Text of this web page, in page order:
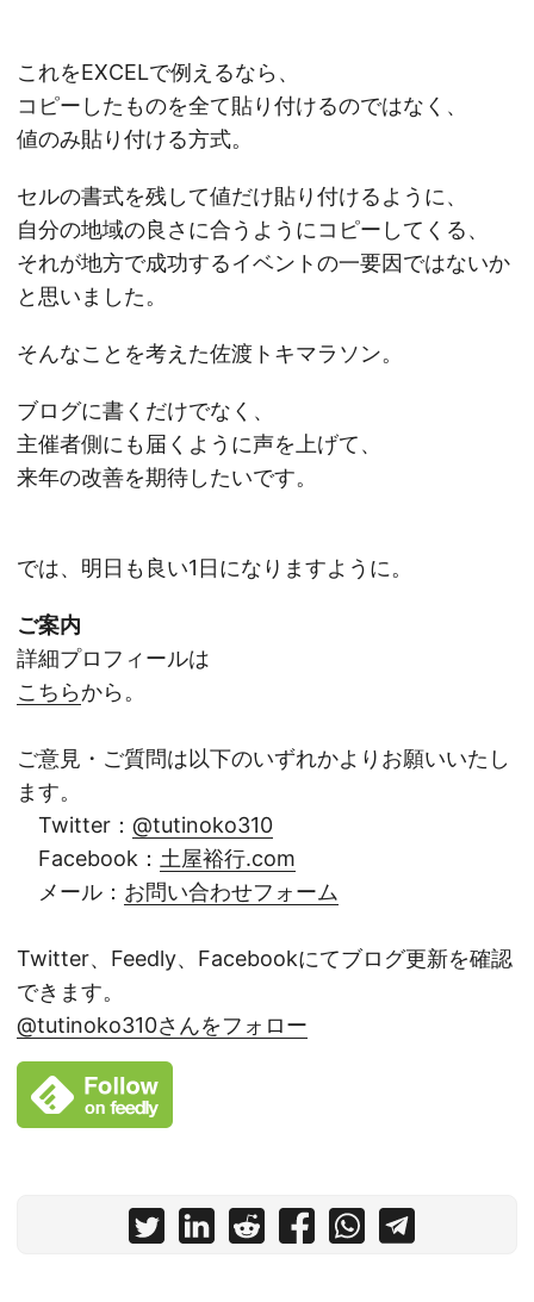
これをEXCELで例えるなら、
コピーしたものを全て貼り付けるのではなく、
値のみ貼り付ける方式。
セルの書式を残して値だけ貼り付けるように、
自分の地域の良さに合うようにコピーしてくる、
それが地方で成功するイベントの一要因ではないか
と思いました。
そんなことを考えた佐渡トキマラソン。
ブログに書くだけでなく、
主催者側にも届くように声を上げて、
来年の改善を期待したいです。
では、明日も良い1日になりますように。
ご案内
詳細プロフィールは
こちらから。
ご意見・ご質問は以下のいずれかよりお願いいたし
ます。
Twitter： @tutinoko310
Facebook： 土屋裕行.com
メール： お問い合わせフォーム
Twitter、Feedly、Facebookにてブログ更新を確認
できます。
@tutinoko310さんをフォロー